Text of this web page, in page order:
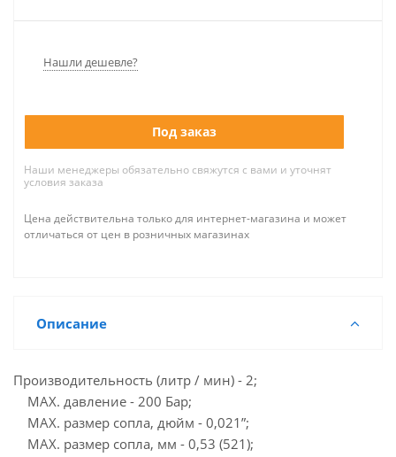
Нашли дешевле?
Под заказ
Наши менеджеры обязательно свяжутся с вами и уточнят
условия заказа
Цена действительна только для интернет-магазина и может
отличаться от цен в розничных магазинах
Описание
Производительность (литр / мин) - 2;
MAX. давление - 200 Бар;
MAX. размер сопла, дюйм - 0,021”;
MAX. размер сопла, мм - 0,53 (521);